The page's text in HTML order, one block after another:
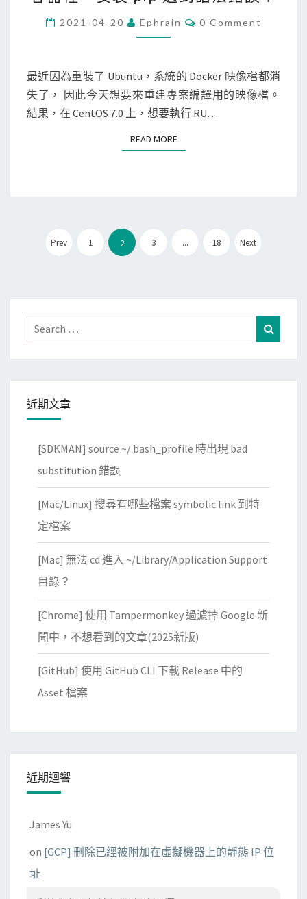
L
a
b
N
o
t
e
b
跑
t
h
n
t
h
n
]
在
o
C
t
O
裡
裝
p
語
法
誤
2021-04-20 Ephrain
C
N
S
0 Comment
最近因為重裝了 Ubuntu，系統的 Docker 映像檔都消
失了， 因此今天想要來重建專案編譯用的映像檔。
結果，在 CentOS 7.0 上，想要執行 RU…
READ MOREREAD MORE
文
章
Prev 1 2 3 ... 18 Next
Search
for:
近期文章
[SDKMAN] source ~/.bash_profile 時出現 bad
substitution 錯誤
[Mac/Linux] 搜尋有哪些檔案 symbolic link 到特
定檔案
[Mac] 無法 cd 進入 ~/Library/Application Support
目錄？
[Chrome] 使用 Tampermonkey 過濾掉 Google 新
聞中，不想看到的文章(2025新版)
[GitHub] 使用 GitHub CLI 下載 Release 中的
Asset 檔案
近期迴響
James Yu
on [GCP] 刪除已經被附加在虛擬機器上的靜態 IP 位
址